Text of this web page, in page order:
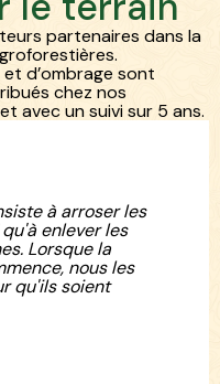
partenaires dans la
d’ombrage sont
chez nos
avec un suivi sur 5 ans.
à arroser les
enlever les
Lorsque la
nous les
qu'ils soient